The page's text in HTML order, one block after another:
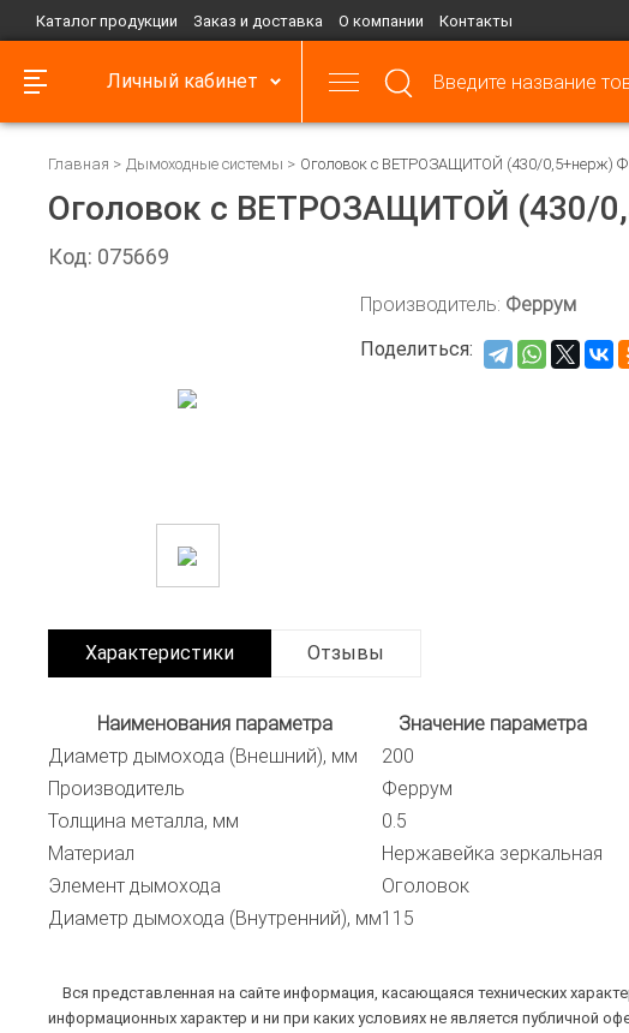
Каталог продукции Заказ и доставка О компании Контакты
Личный кабинет
Главная Дымоходные системы Оголовок с ВЕТРОЗАЩИТОЙ (430/0,5+нерж)
Оголовок с ВЕТРОЗАЩИТОЙ (430/
Код: 075669
Производитель: Феррум
Поделиться:
Характеристики Отзывы
Наименования параметра
Значение параметра
Диаметр дымохода (Внешний), мм
200
Производитель
Феррум
Толщина металла, мм
0.5
Материал
Нержавейка зеркальная
Элемент дымохода
Оголовок
Диаметр дымохода (Внутренний), мм115
Вся представленная на сайте информация, касающаяся технических
информационных характер и ни при каких условиях не является публичной